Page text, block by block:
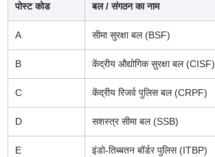
पोस्ट कोड बल / संगठन का नाम
A सीमा सुरक्षा बल (BSF)
B केंद्रीय औद्योगिक सुरक्षा बल (CISF)
C केंद्रीय रिजर्व पुलिस बल (CRPF)
D सशस्त्र सीमा बल (SSB)
E इंडो-तिब्बतन बॉर्डर पुलिस (ITBP)